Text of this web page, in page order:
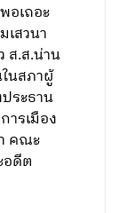
อเถอะ
เสวนา
ส.ส.น่าน
นสภาผู้
ระธาน
รเมือง
คณะ
อดีต